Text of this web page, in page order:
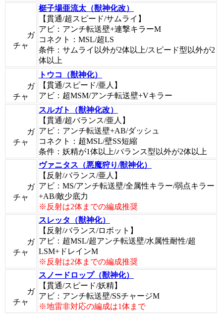
ガ
チャ
梃子場亜流太（獣神化改）
【貫通/超スピード/サムライ】
アビ：アンチ転送壁+連撃キラーM
コネクト：MSL/超LS
条件：サムライ以外が2体以上/スピード型以外が2
体以上
ガ
チャ
トウコ（獣神化）
【貫通/スピード/亜人】
アビ：超MSM/アンチ転送壁+Vキラー
ガ
チャ
スルガト（獣神化改）
【貫通/超バランス/亜人】
アビ：アンチ転送壁+AB/ダッシュ
コネクト：超MSL/壁SS短縮
条件：妖精が1体以上/バランス型以外が2体以上
ガ
チャ
ヴァニタス（悪魔狩り/獣神化）
【反射/バランス/亜人】
アビ：MS/アンチ転送壁/全属性キラー/弱点キラー
+AB/敵少底力
※反射は2体までの編成推奨
ガ
チャ
スレッタ（獣神化）
【反射/バランス/ロボット】
アビ：超MSL/超アンチ転送壁/水属性耐性/超
LSM+ドレインM
※反射は2体までの編成推奨
ガ
チャ
スノードロップ（獣神化）
【貫通/スピード/妖精】
アビ：アンチ転送壁/SSチャージM
※地雷非対応の編成は1体まで